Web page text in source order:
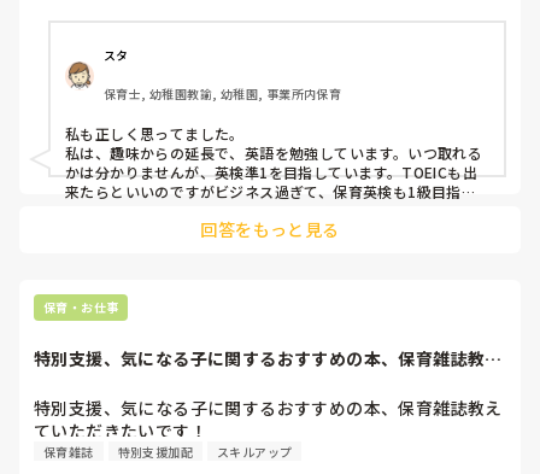
スキルアップやキャリアアップする為にオススメの資格や勉
強方法などがあれば教えてください。
スタ
保育士, 幼稚園教諭, 幼稚園, 事業所内保育
私も正しく思ってました。
私は、趣味からの延長で、英語を勉強しています。いつ取れる
かは分かりませんが、英検準1を目指しています。TOEICも出
来たらといいのですがビジネス過ぎて、保育英検も1級目指し
今は外国籍の子も多くコミュケーションは、言うまでもなく重
ら出来るようにしています。
私の場合、「もっとこう出来たらなあ」と思う事がそのまま続
回答をもっと見る
保育・お仕事
特別支援、気になる子に関するおすすめの本、保育雑誌教え
特別支援、気になる子に関するおすすめの本、保育雑誌教え
ていただきたいです！
保育雑誌 特別支援加配 スキルアップ